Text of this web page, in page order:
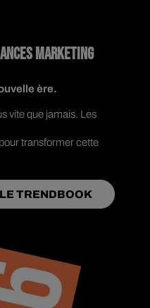
MARKETING
ère.
vite que jamais. Les
transformer cette
TRENDBOOK